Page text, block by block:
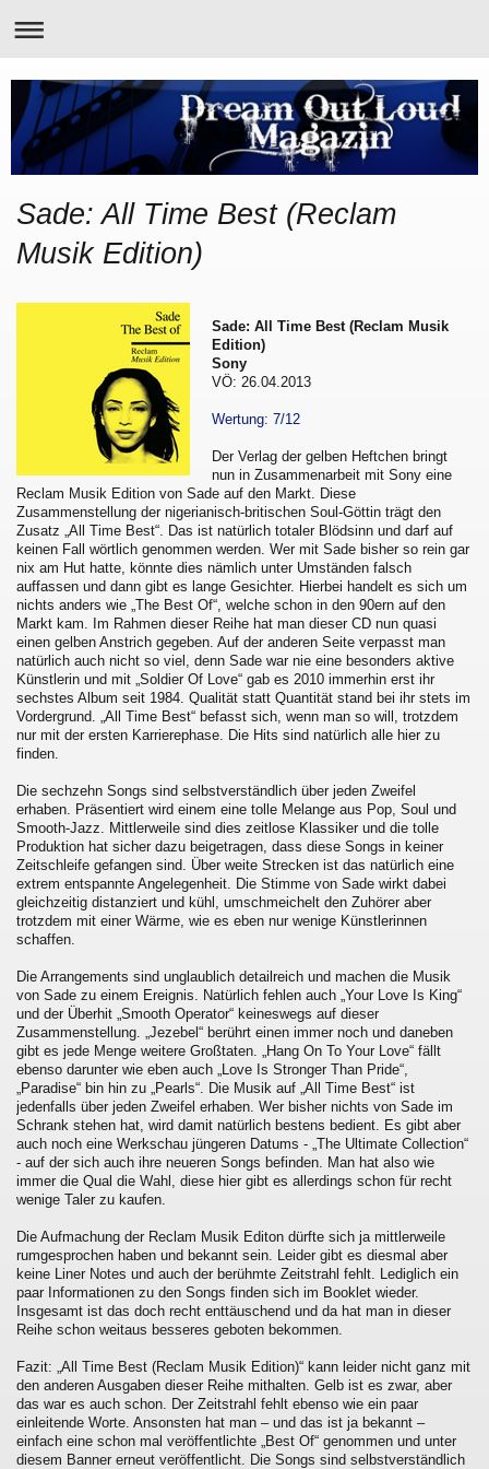
Sade: All Time Best (Reclam
Musik Edition)
Sade: All Time Best (Reclam Musik
Edition)
Sony
VÖ: 26.04.2013
Wertung: 7/12
Der Verlag der gelben Heftchen bringt
nun in Zusammenarbeit mit Sony eine
Reclam Musik Edition von Sade auf den Markt. Diese
Zusammenstellung der nigerianisch-britischen Soul-Göttin trägt den
Zusatz „All Time Best“. Das ist natürlich totaler Blödsinn und darf auf
keinen Fall wörtlich genommen werden. Wer mit Sade bisher so rein gar
nix am Hut hatte, könnte dies nämlich unter Umständen falsch
auffassen und dann gibt es lange Gesichter. Hierbei handelt es sich um
nichts anders wie „The Best Of“, welche schon in den 90ern auf den
Markt kam. Im Rahmen dieser Reihe hat man dieser CD nun quasi
einen gelben Anstrich gegeben. Auf der anderen Seite verpasst man
natürlich auch nicht so viel, denn Sade war nie eine besonders aktive
Künstlerin und mit „Soldier Of Love“ gab es 2010 immerhin erst ihr
sechstes Album seit 1984. Qualität statt Quantität stand bei ihr stets im
Vordergrund. „All Time Best“ befasst sich, wenn man so will, trotzdem
nur mit der ersten Karrierephase. Die Hits sind natürlich alle hier zu
finden.
Die sechzehn Songs sind selbstverständlich über jeden Zweifel
erhaben. Präsentiert wird einem eine tolle Melange aus Pop, Soul und
Smooth-Jazz. Mittlerweile sind dies zeitlose Klassiker und die tolle
Produktion hat sicher dazu beigetragen, dass diese Songs in keiner
Zeitschleife gefangen sind. Über weite Strecken ist das natürlich eine
extrem entspannte Angelegenheit. Die Stimme von Sade wirkt dabei
gleichzeitig distanziert und kühl, umschmeichelt den Zuhörer aber
trotzdem mit einer Wärme, wie es eben nur wenige Künstlerinnen
schaffen.
Die Arrangements sind unglaublich detailreich und machen die Musik
von Sade zu einem Ereignis. Natürlich fehlen auch „Your Love Is King“
und der Überhit „Smooth Operator“ keineswegs auf dieser
Zusammenstellung. „Jezebel“ berührt einen immer noch und daneben
gibt es jede Menge weitere Großtaten. „Hang On To Your Love“ fällt
ebenso darunter wie eben auch „Love Is Stronger Than Pride“,
„Paradise“ bin hin zu „Pearls“. Die Musik auf „All Time Best“ ist
jedenfalls über jeden Zweifel erhaben. Wer bisher nichts von Sade im
Schrank stehen hat, wird damit natürlich bestens bedient. Es gibt aber
auch noch eine Werkschau jüngeren Datums - „The Ultimate Collection“
- auf der sich auch ihre neueren Songs befinden. Man hat also wie
immer die Qual die Wahl, diese hier gibt es allerdings schon für recht
wenige Taler zu kaufen.
Die Aufmachung der Reclam Musik Editon dürfte sich ja mittlerweile
rumgesprochen haben und bekannt sein. Leider gibt es diesmal aber
keine Liner Notes und auch der berühmte Zeitstrahl fehlt. Lediglich ein
paar Informationen zu den Songs finden sich im Booklet wieder.
Insgesamt ist das doch recht enttäuschend und da hat man in dieser
Reihe schon weitaus besseres geboten bekommen.
Fazit: „All Time Best (Reclam Musik Edition)“ kann leider nicht ganz mit
den anderen Ausgaben dieser Reihe mithalten. Gelb ist es zwar, aber
das war es auch schon. Der Zeitstrahl fehlt ebenso wie ein paar
einleitende Worte. Ansonsten hat man – und das ist ja bekannt –
einfach eine schon mal veröffentlichte „Best Of“ genommen und unter
diesem Banner erneut veröffentlicht. Die Songs sind selbstverständlich